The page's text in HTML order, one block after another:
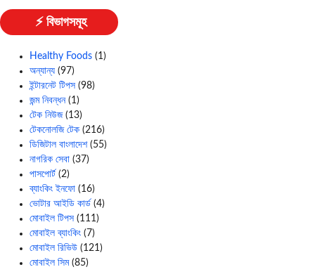
⚡ বিভাগসমূহ
Healthy Foods (1)
অন্যান্য (97)
ইন্টারনেট টিপস (98)
জন্ম নিবন্ধন(1)
টেক নিউজ(13)
টেকনোলজি টেক (216)
ডিজিটাল বাংলাদেশ(55)
নাগরিক সেবা (37)
পাসপোর্ট (2)
ব্যাংকিং ইনফো (16)
ভোটার আইডি কার্ড (4)
মোবাইল টিপস (111)
মোবাইল ব্যাংকিং (7)
মোবাইল রিভিউ (121)
মোবাইল সিম(85)